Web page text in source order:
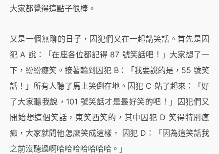
大家都覺得這點子很棒。
又是一個無聊的日子，囚犯們又在一起講笑話。首先是囚
犯 A 說：「在座各位都記得 87 號笑話吧！」大家想了一
下，紛紛癡笑。接著輪到囚犯 B：「我要說的是，55 號笑
話！」所有人聽了馬上笑倒在地。囚犯 C 站了起來：「好
了大家聽我說，101 號笑話才是最好笑的吧！」囚犯們又
開始想這個笑話，東笑西笑的，其中囚犯 D 笑得特別瘋
癲，大家就問他怎麼笑成這樣， 囚犯 D：「因為這笑話我
之前沒聽過啊哈哈哈哈哈哈哈。」